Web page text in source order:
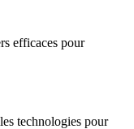
efficaces pour
technologies pour